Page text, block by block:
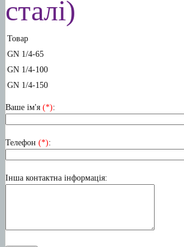
сталі)
Товар
GN 1/4-65
GN 1/4-100
GN 1/4-150
Ваше ім'я (*):
Телефон (*):
Інша контактна інформація: